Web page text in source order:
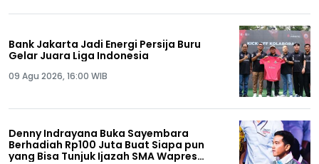
Bank Jakarta Jadi Energi Persija Buru
Gelar Juara Liga Indonesia
09 Agu 2026, 16:00 WIB
Denny Indrayana Buka Sayembara
Berhadiah Rp100 Juta Buat Siapa pun
yang Bisa Tunjuk Ijazah SMA Wapres